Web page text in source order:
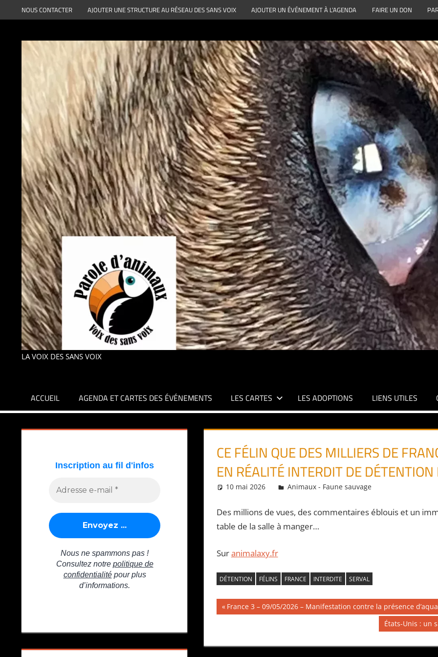
au
NOUS CONTACTER AJOUTER UNE STRUCTURE AU RÉSEAU DES SANS VOIX AJOUTER UN ÉVÉNEMENT À L’AGENDA FAIRE UN DON
LA VOIX DES SANS VOIX
ACCUEIL AGENDA ET CARTES DES ÉVÉNEMENTS LES CARTES LES ADOPTIONS LIENS UTILES
CE FÉLIN QUE DES MILLIERS DE
EN RÉALITÉ INTERDIT DE
10 mai 2026 Daniel
Animaux - Faune sauvage
Des millions de vues, des commentaires éblouis et un
table de la salle à manger…
Suranimalaxy.fr
DÉTENTION FÉLINS FRANCE INTERDITE SERVAL
Navigation
l’article
Publication
précédente :
France 3 – 09/05/2026 – Manifestation contre la présence
Publication
États-Unis : un